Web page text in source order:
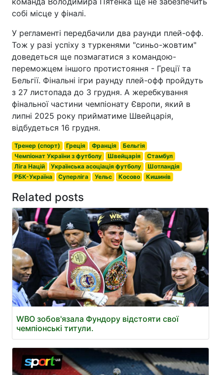
собі місце у фіналі.
У регламенті передбачили два раунди плей-офф.
Тож у разі успіху з туркенями "синьо-жовтим"
доведеться ще позмагатися з командою-
переможцем іншого протистояння - Греції та
Бельгії. Фінальні ігри раунду плей-офф пройдуть
з 27 листопада до 3 грудня. А жеребкування
фінальної частини чемпіонату Європи, який в
липні 2025 року прийматиме Швейцарія,
відбудеться 16 грудня.
Тренер (спорт) Греція Франція
Бельгія
Чемпіонат України з футболу
Швейцарія
Стамбул
Ліга Націй
Українська асоціація футболу
Шотландія
РБК-Україна
Суперліга Уельс Косово Кишинів
Related posts
WBO зобов'язала Фундору відстояти свої
чемпіонські титули.